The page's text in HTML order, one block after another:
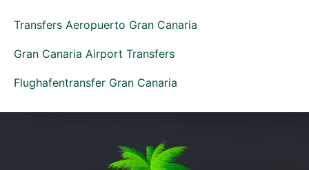
Transfers Aeropuerto Gran Canaria
Gran Canaria Airport Transfers
Flughafentransfer Gran Canaria